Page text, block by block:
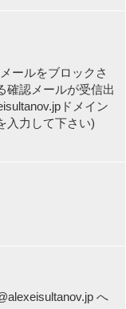
ールをブロックさ
確認メールが受信出
ドメイン
入力して下さい)
へ